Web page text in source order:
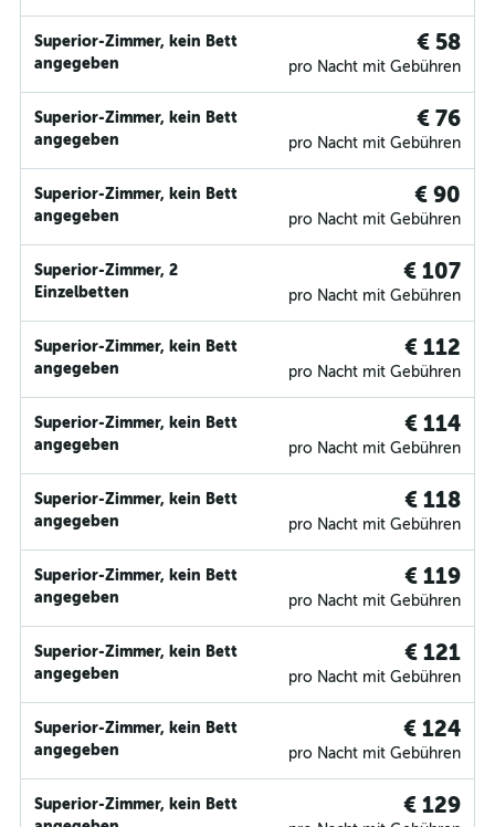
Superior-Zimmer, kein Bett
angegeben
€ 58
pro Nacht mit Gebühren
Superior-Zimmer, kein Bett
angegeben
€ 76
pro Nacht mit Gebühren
Superior-Zimmer, kein Bett
angegeben
€ 90
pro Nacht mit Gebühren
Superior-Zimmer, 2
Einzelbetten
€ 107
pro Nacht mit Gebühren
Superior-Zimmer, kein Bett
angegeben
€ 112
pro Nacht mit Gebühren
Superior-Zimmer, kein Bett
angegeben
€ 114
pro Nacht mit Gebühren
Superior-Zimmer, kein Bett
angegeben
€ 118
pro Nacht mit Gebühren
Superior-Zimmer, kein Bett
angegeben
€ 119
pro Nacht mit Gebühren
Superior-Zimmer, kein Bett
angegeben
€ 121
pro Nacht mit Gebühren
Superior-Zimmer, kein Bett
angegeben
€ 124
pro Nacht mit Gebühren
Superior-Zimmer, kein Bett
€ 129